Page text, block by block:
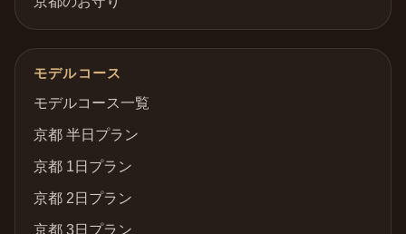
モデルコース
モデルコース一覧
京都 半日プラン
京都 1日プラン
京都 2日プラン
京都 3日プラン